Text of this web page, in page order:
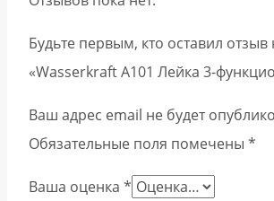
Будьте первым, кто оставил отзыв
«Wasserkraft A101 Лейка 3-
Ваш адрес email не будет
Обязательные поля помечены *
Ваша оценка *